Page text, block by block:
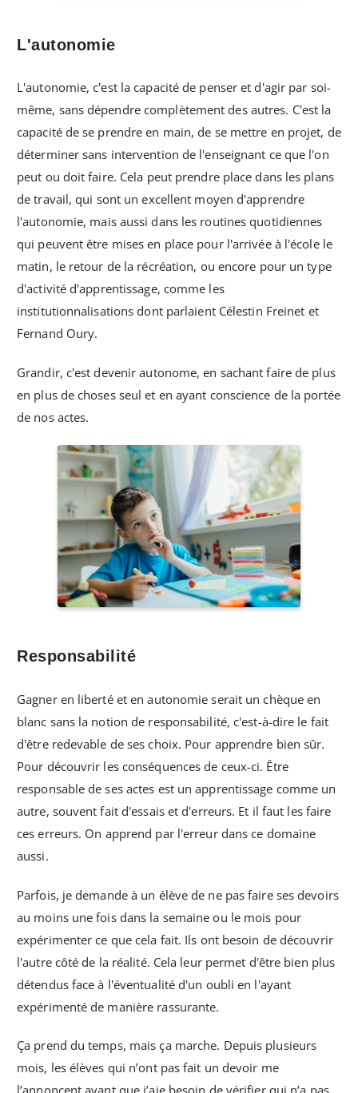
L'autonomie
L'autonomie, c'est la capacité de penser et d'agir par soi-
même, sans dépendre complètement des autres. C'est la
capacité de se prendre en main, de se mettre en projet, de
déterminer sans intervention de l'enseignant ce que l'on
peut ou doit faire. Cela peut prendre place dans les plans
de travail, qui sont un excellent moyen d'apprendre
l'autonomie, mais aussi dans les routines quotidiennes
qui peuvent être mises en place pour l'arrivée à l'école le
matin, le retour de la récréation, ou encore pour un type
d'activité d'apprentissage, comme les
institutionnalisations dont parlaient Célestin Freinet et
Fernand Oury.
Grandir, c'est devenir autonome, en sachant faire de plus
en plus de choses seul et en ayant conscience de la portée
de nos actes.
Responsabilité
Gagner en liberté et en autonomie serait un chèque en
blanc sans la notion de responsabilité, c'est-à-dire le fait
d'être redevable de ses choix. Pour apprendre bien sûr.
Pour découvrir les conséquences de ceux-ci. Être
responsable de ses actes est un apprentissage comme un
autre, souvent fait d'essais et d'erreurs. Et il faut les faire
ces erreurs. On apprend par l'erreur dans ce domaine
aussi.
Parfois, je demande à un élève de ne pas faire ses devoirs
au moins une fois dans la semaine ou le mois pour
expérimenter ce que cela fait. Ils ont besoin de découvrir
l'autre côté de la réalité. Cela leur permet d'être bien plus
détendus face à l'éventualité d'un oubli en l'ayant
expérimenté de manière rassurante.
Ça prend du temps, mais ça marche. Depuis plusieurs
mois, les élèves qui n’ont pas fait un devoir me